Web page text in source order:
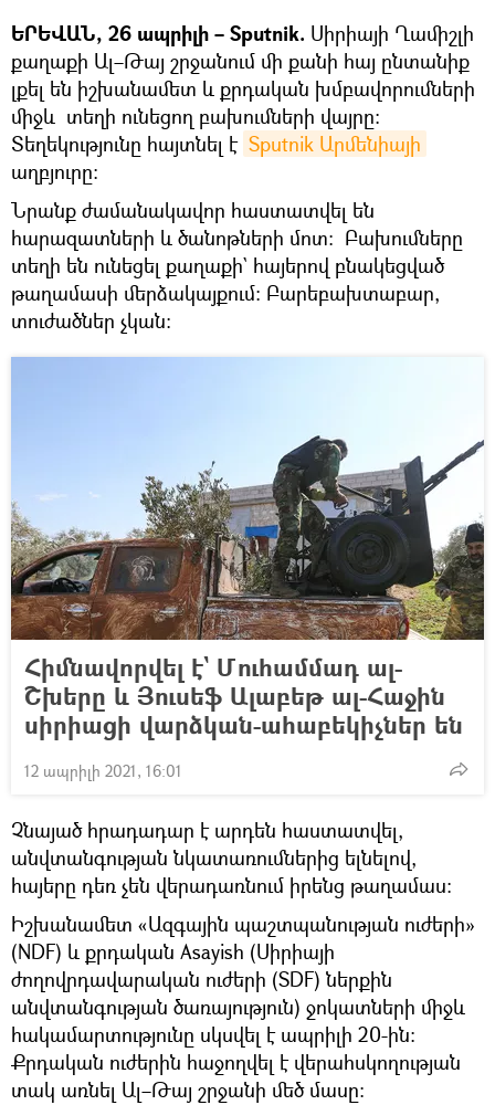
ԵՐԵՎԱՆ, 26 ապրիլի – Sputnik. Սիրիայի Ղամիշլի
քաղաքի Ալ–Թայ շրջանում մի քանի հայ ընտանիք
լքել են իշխանամետ և քրդական խմբավորումների
միջև տեղի ունեցող բախումների վայրը։
Տեղեկությունը հայտնել է Sputnik Արմենիայի
աղբյուրը։
Նրանք ժամանակավոր հաստատվել են
հարազատների և ծանոթների մոտ։ Բախումները
տեղի են ունեցել քաղաքի` հայերով բնակեցված
թաղամասի մերձակայքում։ Բարեբախտաբար,
տուժածներ չկան։
Հիմնավորվել է` Մուհամմադ ալ-
Շխերը և Յուսեֆ Ալաբեթ ալ-Հաջին
սիրիացի վարձկան-ահաբեկիչներ են
12 ապրիլի 2021, 16:01
Չնայած հրադադար է արդեն հաստատվել,
անվտանգության նկատառումներից ելնելով,
հայերը դեռ չեն վերադառնում իրենց թաղամաս։
Իշխանամետ «Ազգային պաշտպանության ուժերի»
(NDF) և քրդական Asayish (Սիրիայի
ժողովրդավարական ուժերի (SDF) ներքին
անվտանգության ծառայություն) ջոկատների միջև
հակամարտությունը սկսվել է ապրիլի 20-ին։
Քրդական ուժերին հաջողվել է վերահսկողության
տակ առնել Ալ–Թայ շրջանի մեծ մասը։